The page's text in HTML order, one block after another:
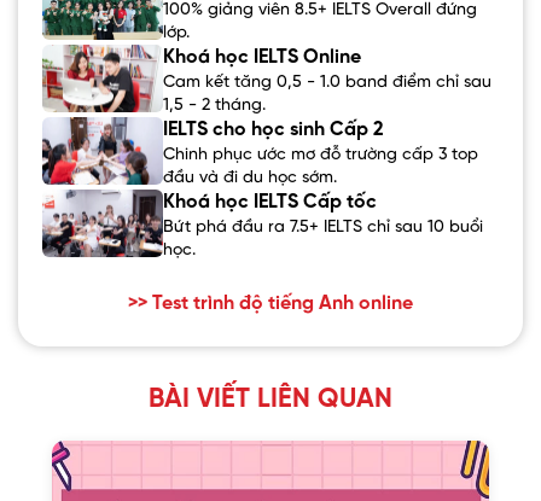
100% giảng viên 8.5+ IELTS Overall đứng
lớp.
Khoá học IELTS Online
Cam kết tăng 0,5 - 1.0 band điểm chỉ sau
1,5 - 2 tháng.
IELTS cho học sinh Cấp 2
Chinh phục ước mơ đỗ trường cấp 3 top
đầu và đi du học sớm.
Khoá học IELTS Cấp tốc
Bứt phá đầu ra 7.5+ IELTS chỉ sau 10 buổi
học.
>> Test trình độ tiếng Anh online
BÀI VIẾT LIÊN QUAN